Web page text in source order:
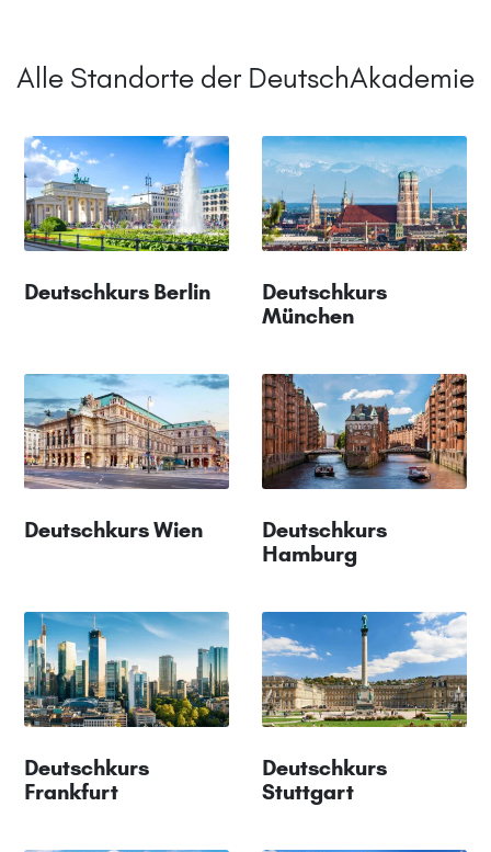
Alle Standorte der DeutschAkademie
Deutschkurs Berlin
Deutschkurs
München
Deutschkurs Wien
Deutschkurs
Hamburg
Deutschkurs
Frankfurt
Deutschkurs
Stuttgart